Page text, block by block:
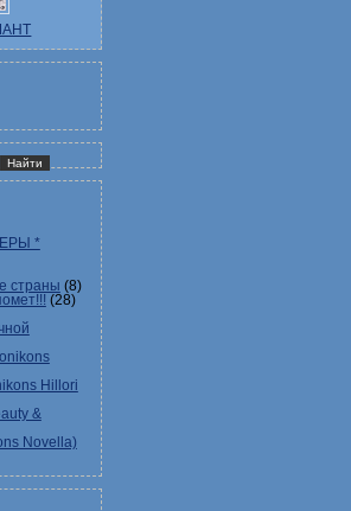
*
страны (8)
(28)
Hillori
&
Novella)